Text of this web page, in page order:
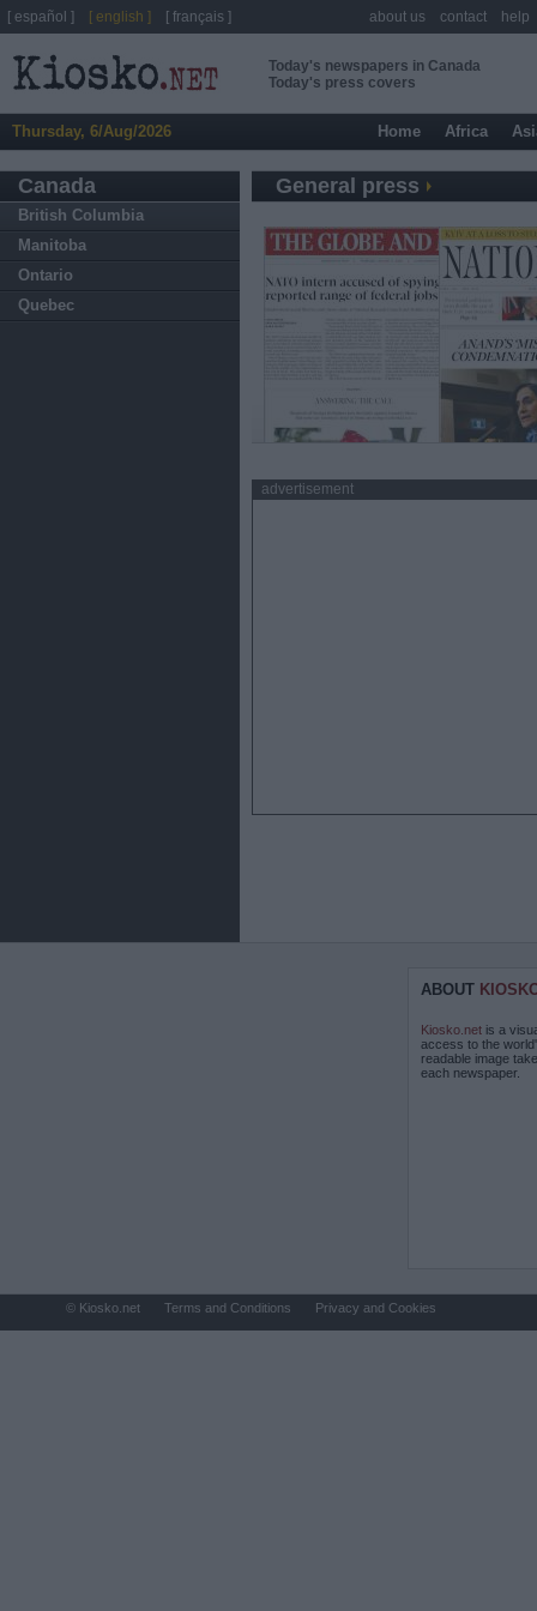
Today's newspapers in Canada
Today's press covers
Thursday, 6/Aug/2026 Home Africa
Canada
British Columbia
Manitoba
Ontario
Quebec
General press
advertisement
ABOUT
Kiosko.net is a
access to the
readable image
each newspaper.
[ español ] [ english ] [ français ] about us contact help
© Kiosko.net Terms and Conditions Privacy and Cookies